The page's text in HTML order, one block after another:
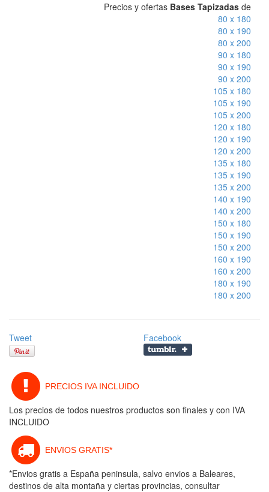
Precios y ofertas Bases Tapizadas de
80 x 180
80 x 190
80 x 200
90 x 180
90 x 190
90 x 200
105 x 180
105 x 190
105 x 200
120 x 180
120 x 190
120 x 200
135 x 180
135 x 190
135 x 200
140 x 190
140 x 200
150 x 180
150 x 190
150 x 200
160 x 190
160 x 200
180 x 190
180 x 200
Tweet Facebook
PRECIOS IVA INCLUIDO
Los precios de todos nuestros productos son finales y con IVA
INCLUIDO
ENVIOS GRATIS*
*Envios gratis a España peninsula, salvo envios a Baleares,
destinos de alta montaña y ciertas provincias, consultar